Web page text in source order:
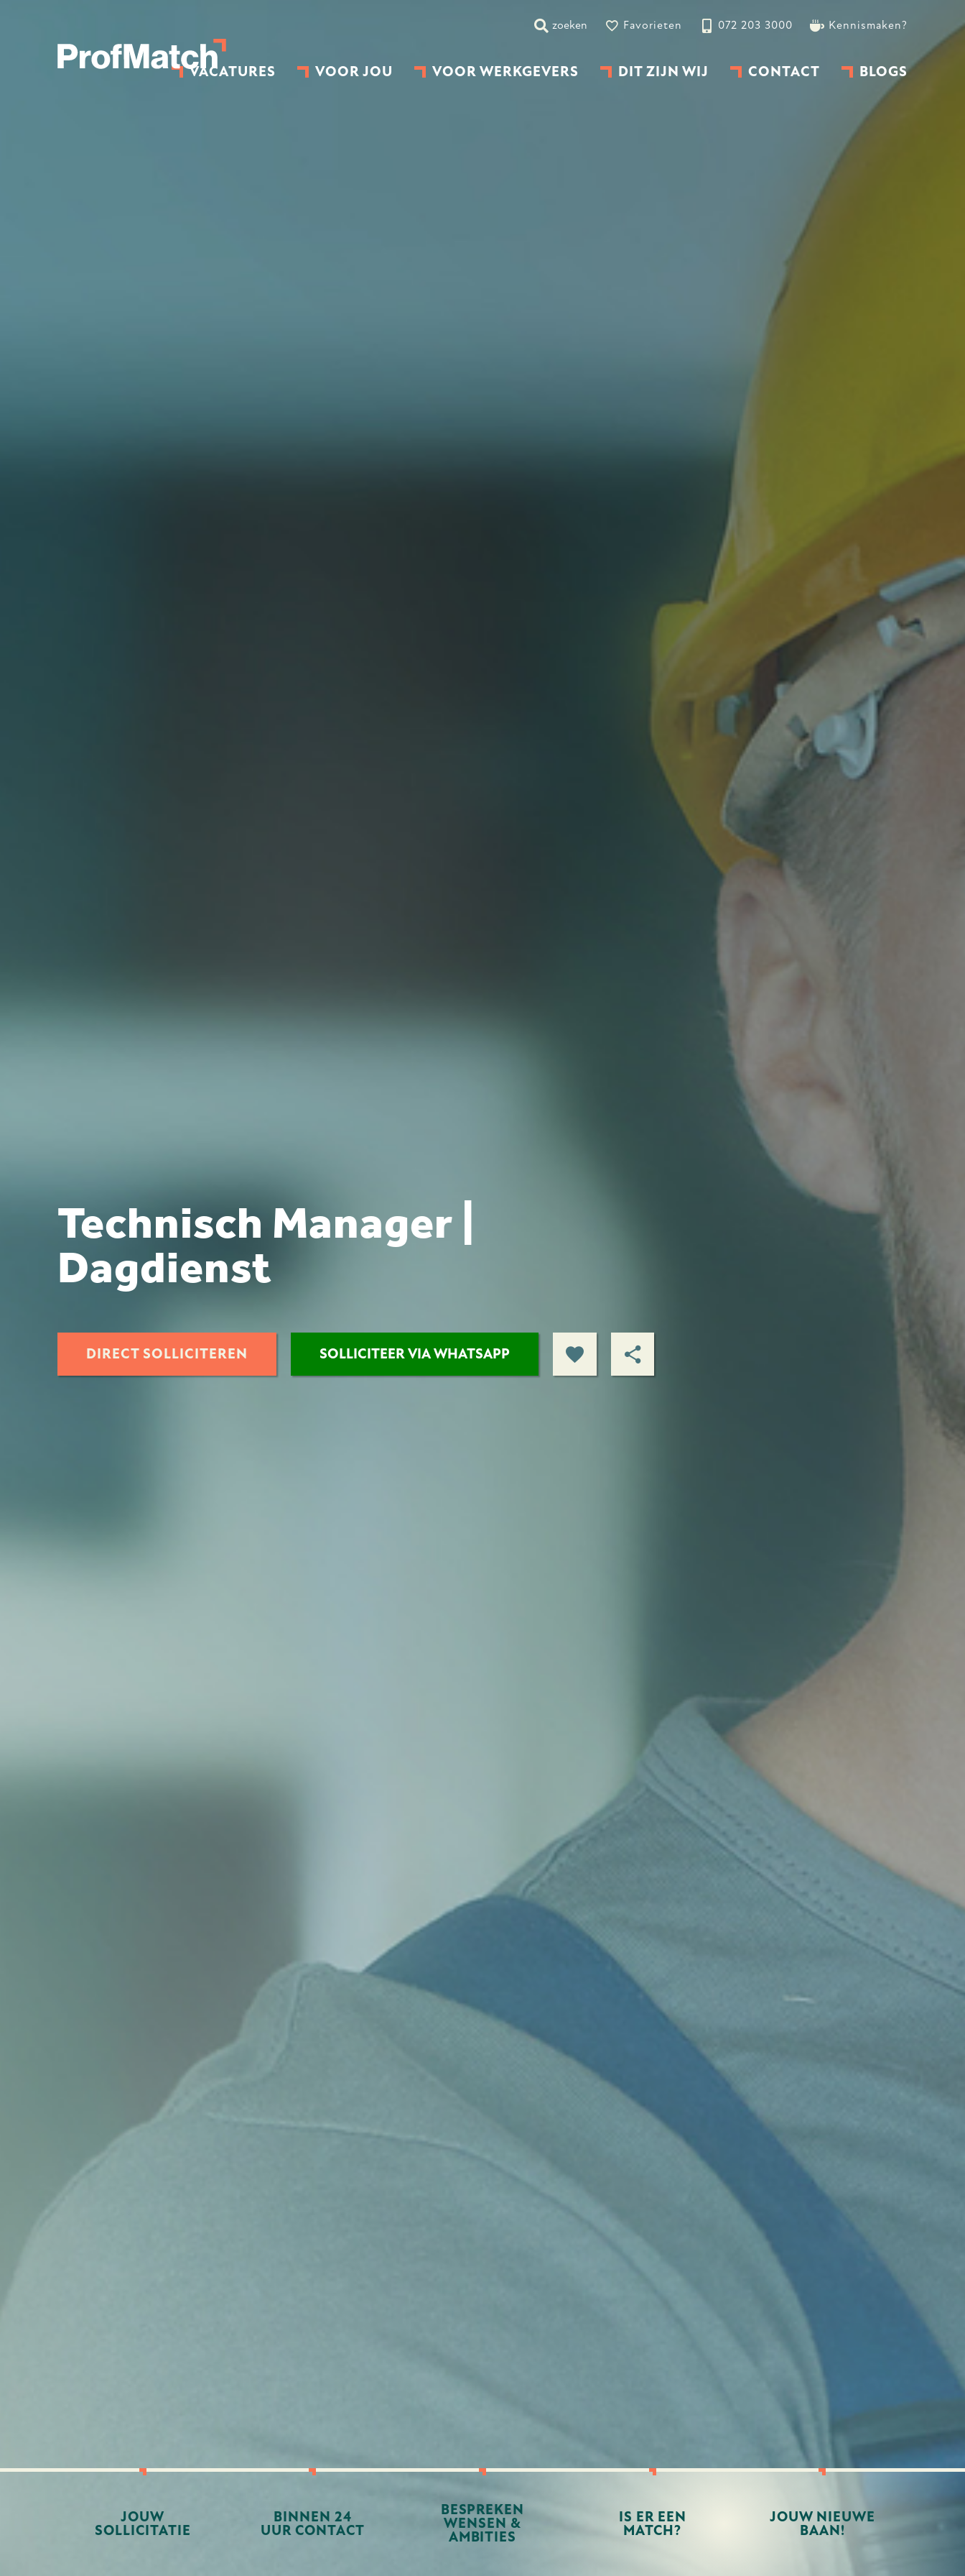
zoeken Favorieten 072 203 3000 Kennismaken?
VACATURES VOOR JOU VOOR WERKGEVERS DIT ZIJN WIJ CONTACT BLOGS
Technisch Manager |
Dagdienst
DIRECT SOLLICITEREN SOLLICITEER VIA WHATSAPP
JOUW
SOLLICITATIE
BINNEN 24
UUR CONTACT
BESPREKEN
WENSEN &
AMBITIES
IS ER EEN
MATCH?
JOUW NIEUWE
BAAN!